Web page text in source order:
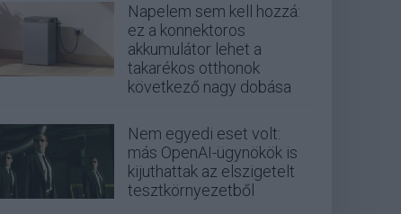
Napelem sem kell hozzá:
ez a konnektoros
akkumulátor lehet a
takarékos otthonok
következő nagy dobása
Nem egyedi eset volt:
más OpenAI-ügynökök is
kijuthattak az elszigetelt
tesztkörnyezetből